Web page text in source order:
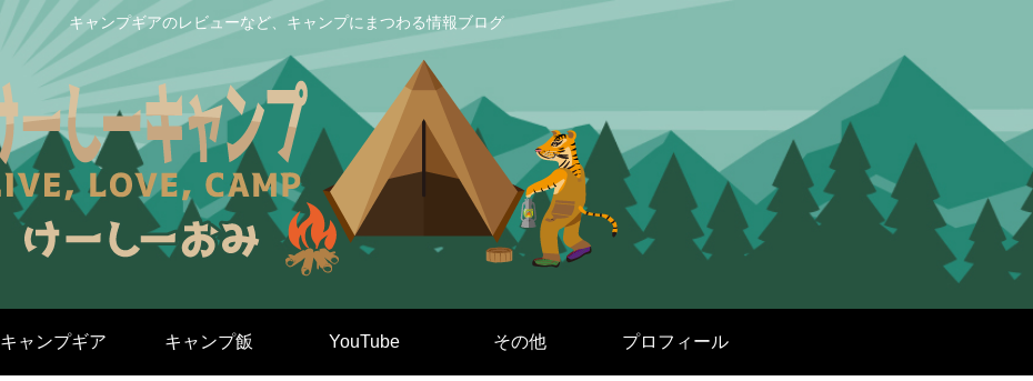
キャンプギアのレビューなど、キャンプにまつわる情報ブログ
キャンプギア キャンプ飯 YouTube その他 プロフィール